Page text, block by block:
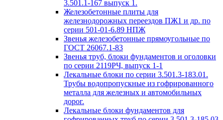
3.501.1-167 выпуск 1.
Железобетонные плиты для
железнодорожных переездов ПЖ1 и др. по
серии 501-01-6.89 НПЖ
Звенья железобетонные прямоугольные по
ГОСТ 26067.1-83
Звенья труб, блоки фундаментов и оголовки
по серии 2119РЧ, выпуск 1-1
Лекальные блоки по серии 3.501.3-183.01.
Трубы водопропускные из гофрированного
металла для железных и автомобильных
дорог.
Лекальные блоки фундаментов для